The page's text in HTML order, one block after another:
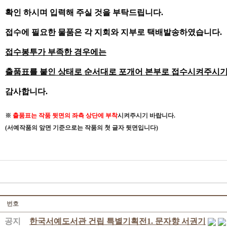
확인 하시며 입력해 주실 것을 부탁드립니다.
접수에 필요한 물품은 각 지회와 지부로 택배발송하였습니다.
접수봉투가 부족한 경우에는
출품표를 붙인 상태로 순서대로 포개어 본부로 접수시켜주시
감사합니다.
※ 출품표는 작품 뒷면의 좌측 상단에 부착시켜주시기 바랍니다.
(서예작품의 앞면 기준으로는 작품의 첫 글자 뒷면입니다)
번호
공지 한국서예도서관 건립 특별기획전1. 문자향 서권기